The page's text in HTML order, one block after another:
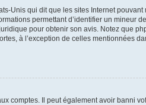
Unis qui dit que les sites Internet
permettant d’identifier un mineur
pour obtenir son avis. Notez que
à l’exception de celles mentionnées
comptes. Il peut également avoir banni